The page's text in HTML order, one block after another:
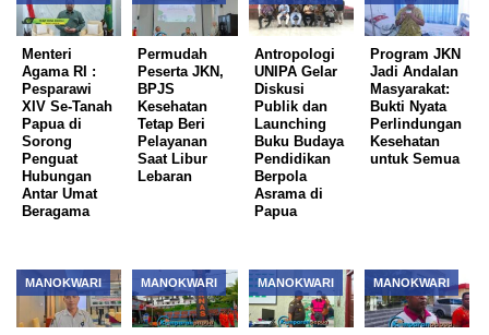
Menteri
Agama RI :
Pesparawi
XIV Se-Tanah
Papua di
Sorong
Penguat
Hubungan
Antar Umat
Beragama
Permudah
Peserta JKN,
BPJS
Kesehatan
Tetap Beri
Pelayanan
Saat Libur
Lebaran
Antropologi
UNIPA Gelar
Diskusi
Publik dan
Launching
Buku Budaya
Pendidikan
Berpola
Asrama di
Papua
Program JKN
Jadi Andalan
Masyarakat:
Bukti Nyata
Perlindungan
Kesehatan
untuk Semua
MANOKWARI MANOKWARI MANOKWARI MANOKWARI